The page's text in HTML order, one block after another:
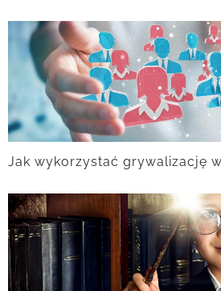
Jak wykorzystać grywalizację